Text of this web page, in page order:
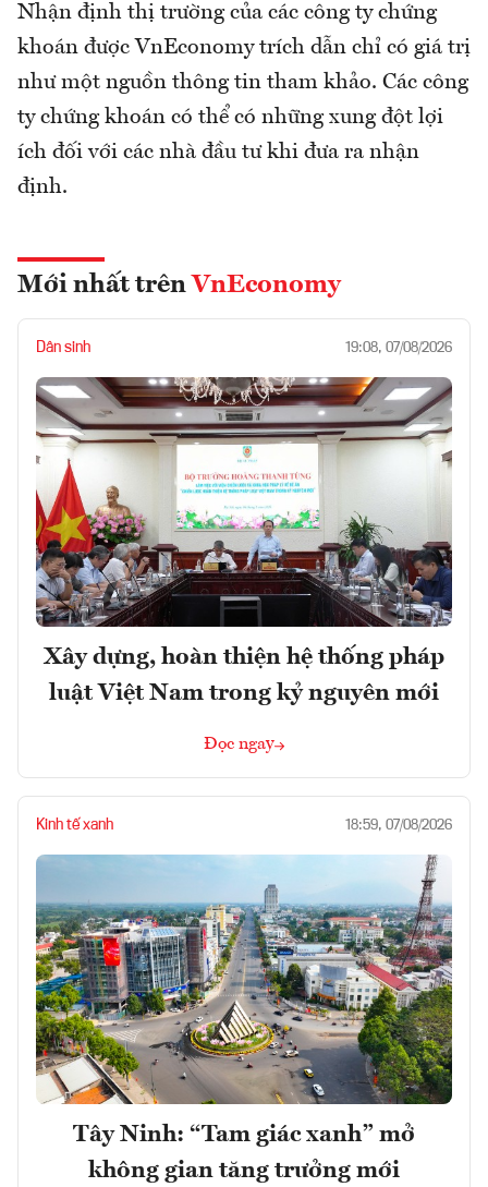
Nhận định thị trường của các công ty chứng
khoán được VnEconomy trích dẫn chỉ có giá trị
như một nguồn thông tin tham khảo. Các công
ty chứng khoán có thể có những xung đột lợi
ích đối với các nhà đầu tư khi đưa ra nhận
định.
Mới nhất trên VnEconomy
Dân sinh 19:08, 07/08/2026
Xây dựng, hoàn thiện hệ thống pháp
luật Việt Nam trong kỷ nguyên mới
Đọc ngay
Kinh tế xanh 18:59, 07/08/2026
Tây Ninh: “Tam giác xanh” mở
không gian tăng trưởng mới